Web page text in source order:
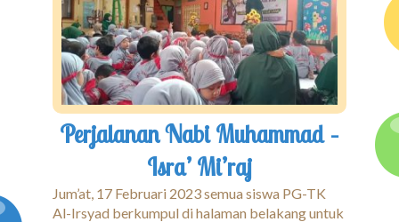
Perjalanan Nabi Muhammad –
Isra’ Mi’raj
Jum’at, 17 Februari 2023 semua siswa PG-TK
Al-Irsyad berkumpul di halaman belakang untuk